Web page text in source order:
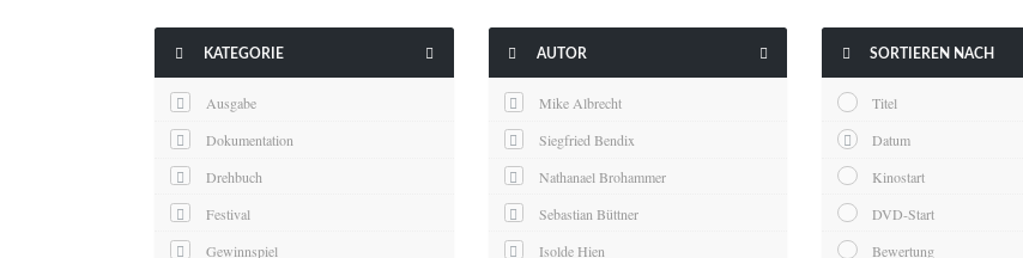
 KATEGORIE 
Ausgabe
Dokumentation
Drehbuch
Festival
Gewinnspiel
 AUTOR 
Mike Albrecht
Siegfried Bendix
Nathanael Brohammer
Sebastian Büttner
Isolde Hien
 SORTIEREN NACH
Titel
Datum
Kinostart
DVD-Start
Bewertung